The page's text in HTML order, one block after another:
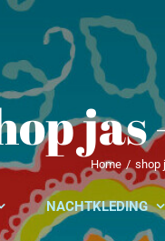
NACHTKLEDING
Home shop